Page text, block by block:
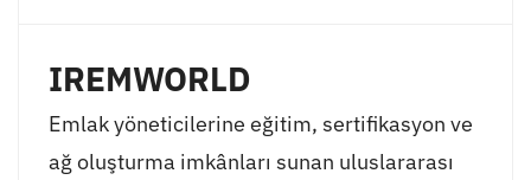
IREMWORLD
Emlak yöneticilerine eğitim, sertifikasyon ve
ağ oluşturma imkânları sunan uluslararası